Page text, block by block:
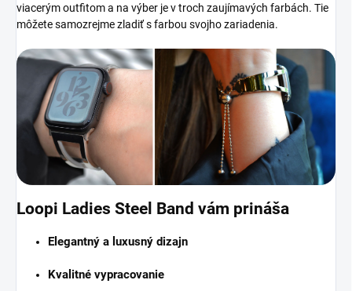
viacerým outfitom a na výber je v troch zaujímavých farbách. Tie
môžete samozrejme zladiť s farbou svojho zariadenia.
Loopi Ladies Steel Band vám prináša
Elegantný a luxusný dizajn
Kvalitné vypracovanie